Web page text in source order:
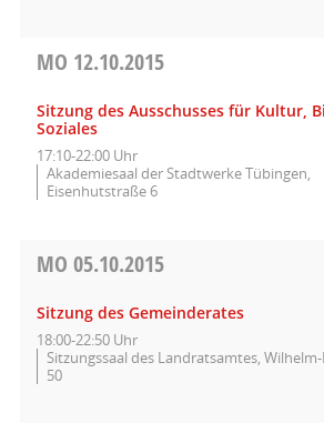
MO 12.10.2015
Sitzung des Ausschusses für Kultur,
Soziales
17:10-22:00 Uhr
Akademiesaal der Stadtwerke Tübingen,
Eisenhutstraße 6
MO 05.10.2015
Sitzung des Gemeinderates
18:00-22:50 Uhr
Sitzungssaal des Landratsamtes,
50